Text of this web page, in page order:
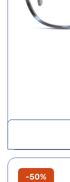
-50%